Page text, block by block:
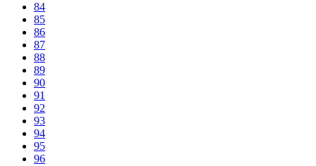
84
85
86
87
88
89
90
91
92
93
94
95
96